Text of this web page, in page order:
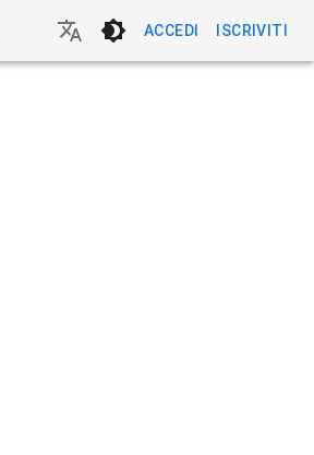
ACCEDI ISCRIVITI